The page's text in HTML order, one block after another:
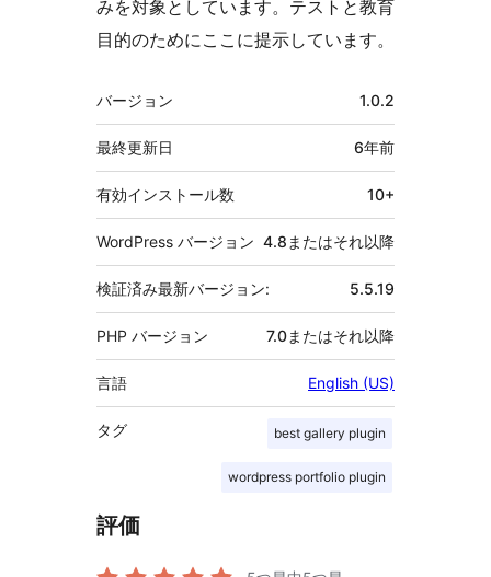
みを対象としています。テストと教育
目的のためにここに提示しています。
メ
タ
バージョン 1.0.2
最終更新日 6年前
有効インストール数 10+
WordPress バージョン 4.8またはそれ以降
検証済み最新バージョン: 5.5.19
PHP バージョン 7.0またはそれ以降
言語 English (US)
タグ best gallery plugin
wordpress portfolio plugin
評価